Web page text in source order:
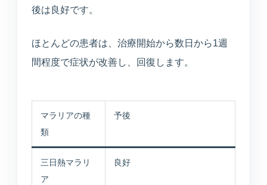
後は良好です。
ほとんどの患者は、治療開始から数日から1週
間程度で症状が改善し、回復します。
マラリアの種
類
予後
三日熱マラリ
ア
良好